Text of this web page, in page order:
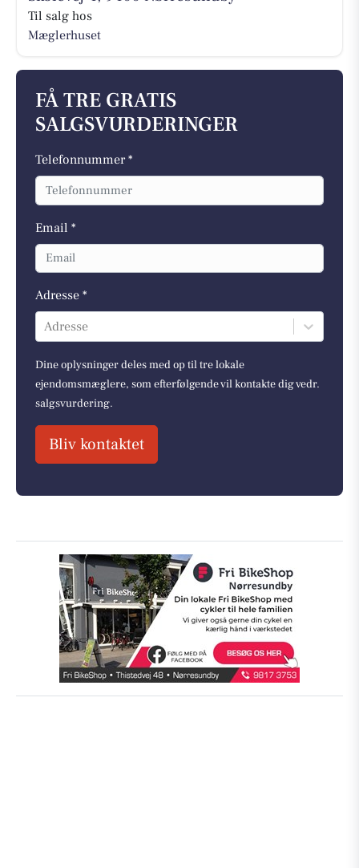
Til salg hos
Mæglerhuset
FÅ TRE GRATIS
SALGSVURDERINGER
Telefonnummer *
Email *
Adresse *
Adresse
Dine oplysninger deles med op til tre lokale
ejendomsmæglere, som efterfølgende vil kontakte dig vedr.
salgsvurdering.
Bliv kontaktet